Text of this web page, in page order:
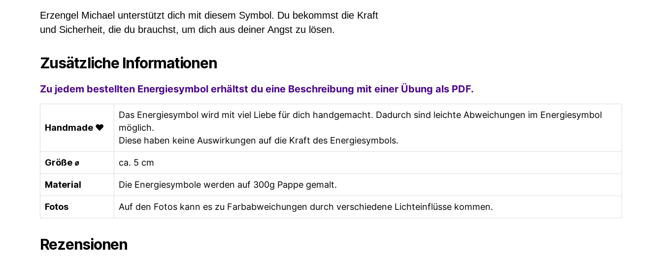
Erzengel Michael unterstützt dich mit diesem Symbol. Du bekommst die Kraft
und Sicherheit, die du brauchst, um dich aus deiner Angst zu lösen.
Zusätzliche Informationen
Zu jedem bestellten Energiesymbol erhältst du eine Beschreibung mit einer Übung als PDF.
Handmade ♥
Das Energiesymbol wird mit viel Liebe für dich handgemacht. Dadurch sind leichte Abweichungen im Energiesymbol
möglich.
Diese haben keine Auswirkungen auf die Kraft des Energiesymbols.
Größe ⌀ ca. 5 cm
Material Die Energiesymbole werden auf 300g Pappe gemalt.
Fotos Auf den Fotos kann es zu Farbabweichungen durch verschiedene Lichteinflüsse kommen.
Rezensionen